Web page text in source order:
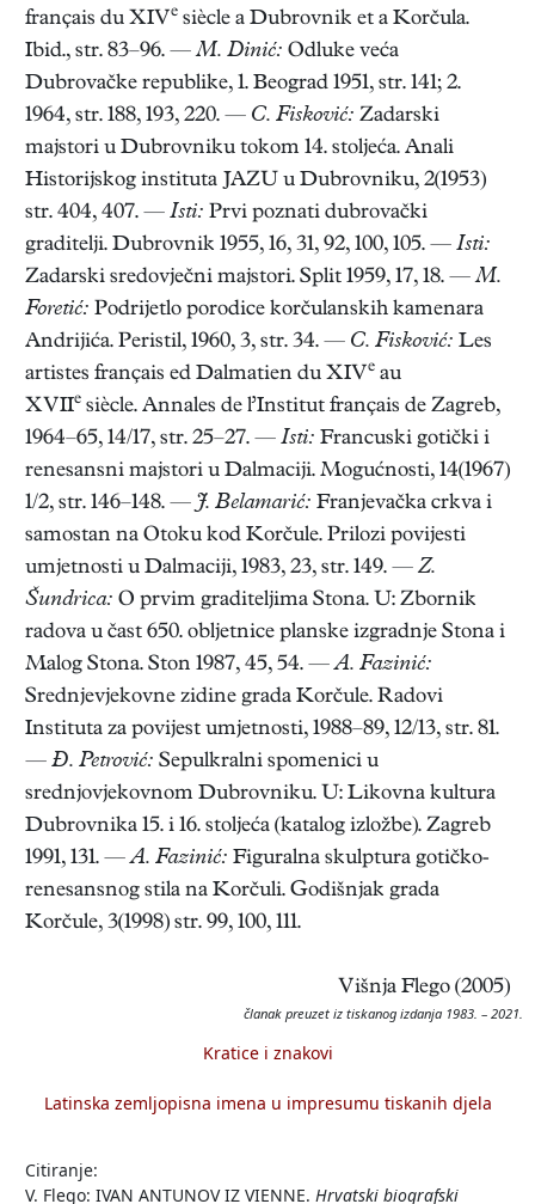
français du XIVe siècle a Dubrovnik et a Korčula.
Ibid., str. 83–96. —M. Dinić: Odluke veća
Dubrovačke republike, 1. Beograd 1951, str. 141; 2.
1964, str. 188, 193, 220. — C. Fisković: Zadarski
majstori u Dubrovniku tokom 14. stoljeća. Anali
Historijskog instituta JAZU u Dubrovniku, 2(1953)
str. 404, 407. — Isti: Prvi poznati dubrovački
graditelji. Dubrovnik 1955, 16, 31, 92, 100, 105. — Isti:
Zadarski sredovječni majstori. Split 1959, 17, 18. —M.
Foretić: Podrijetlo porodice korčulanskih kamenara
Andrijića. Peristil, 1960, 3, str. 34. — C. Fisković: Les
artistes français ed Dalmatien du XIVe au
XVIIe siècle. Annales de l’Institut français de Zagreb,
1964–65, 14/17, str. 25–27. — Isti: Francuski gotički i
renesansni majstori u Dalmaciji. Mogućnosti, 14(1967)
1/2, str. 146–148. — J. Belamarić: Franjevačka crkva i
samostan na Otoku kod Korčule. Prilozi povijesti
umjetnosti u Dalmaciji, 1983, 23, str. 149. — Z.
Šundrica: O prvim graditeljima Stona. U: Zbornik
radova u čast 650. obljetnice planske izgradnje Stona i
Malog Stona. Ston 1987, 45, 54. —A. Fazinić:
Srednjevjekovne zidine grada Korčule. Radovi
Instituta za povijest umjetnosti, 1988–89, 12/13, str. 81.
— Đ. Petrović: Sepulkralni spomenici u
srednjovjekovnom Dubrovniku. U: Likovna kultura
Dubrovnika 15. i 16. stoljeća (katalog izložbe). Zagreb
1991, 131. —A. Fazinić: Figuralna skulptura gotičko-
renesansnog stila na Korčuli. Godišnjak grada
Korčule, 3(1998) str. 99, 100, 111.
Višnja Flego (2005)
članak preuzet iz tiskanog izdanja 1983. – 2021.
Kratice i znakovi
Latinska zemljopisna imena u impresumu tiskanih djela
Citiranje:
V. Flego: IVAN ANTUNOV IZ VIENNE. Hrvatski biografski